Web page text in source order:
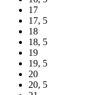
17
17, 5
18
18, 5
19
19, 5
20
20, 5